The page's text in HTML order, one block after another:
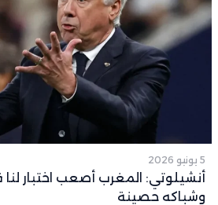
5 يونيو 2026
أنشيلوتي: المغرب أصعب اختبار
وشباكه حصينة